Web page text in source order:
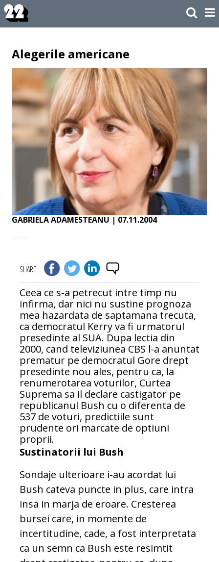
Alegerile americane
GABRIELA ADAMESTEANU | 07.11.2004
SHARE
Ceea ce s-a petrecut intre timp nu
infirma, dar nici nu sustine prognoza
mea hazardata de saptamana trecuta,
ca democratul Kerry va fi urmatorul
presedinte al SUA. Dupa lectia din
2000, cand televiziunea CBS l-a anuntat
prematur pe democratul Gore drept
presedinte nou ales, pentru ca, la
renumerotarea voturilor, Curtea
Suprema sa il declare castigator pe
republicanul Bush cu o diferenta de
537 de voturi, predictiile sunt
prudente ori marcate de optiuni
proprii.
Sustinatorii lui Bush
Sondaje ulterioare i-au acordat lui
Bush cateva puncte in plus, care intra
insa in marja de eroare. Cresterea
bursei care, in momente de
incertitudine, cade, a fost interpretata
ca un semn ca Bush este resimtit